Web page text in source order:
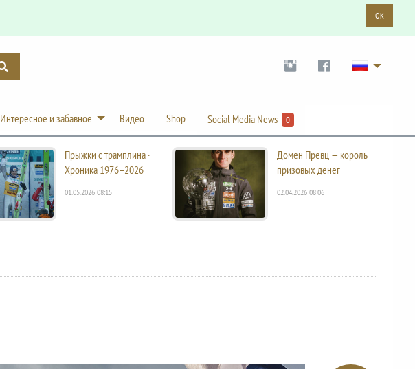
OK
Интересное и забавное Видео Shop Social Media News 0
Прыжки с трамплина ·
Хроника 1976–2026
01.05.2026 08:15
Домен Превц — король
призовых денег
02.04.2026 08:06